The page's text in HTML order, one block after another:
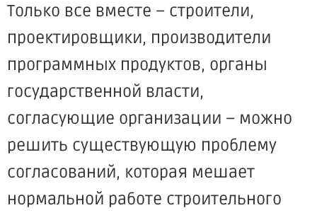
Только все вместе – строители,
проектировщики, производители
программных продуктов, органы
государственной власти,
согласующие организации – можно
решить существующую проблему
согласований, которая мешает
нормальной работе строительного